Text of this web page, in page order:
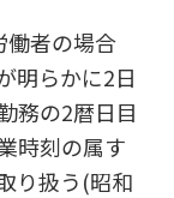
働者の場合
明らかに2日
務の2暦日目
時刻の属す
り扱う(昭和